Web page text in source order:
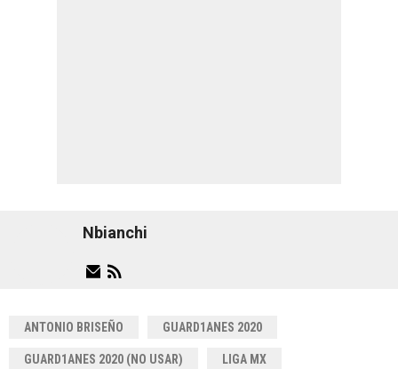
Nbianchi
ANTONIO BRISEÑO GUARD1ANES 2020
GUARD1ANES 2020 (NO USAR) LIGA MX